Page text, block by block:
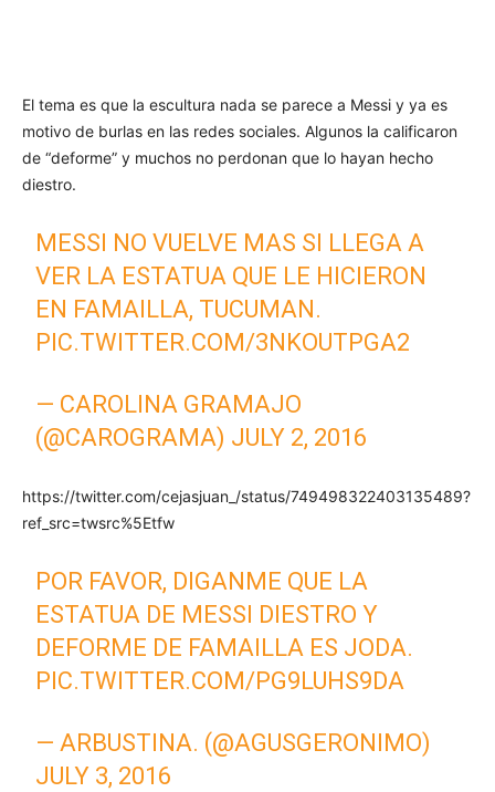
El tema es que la escultura nada se parece a Messi y ya es
motivo de burlas en las redes sociales. Algunos la calificaron
de “deforme” y muchos no perdonan que lo hayan hecho
diestro.
MESSI NO VUELVE MAS SI LLEGA A
VER LA ESTATUA QUE LE HICIERON
EN FAMAILLA, TUCUMAN.
PIC.TWITTER.COM/3NKOUTPGA2
— CAROLINA GRAMAJO
(@CAROGRAMA) JULY 2, 2016
https://twitter.com/cejasjuan_/status/749498322403135489?
ref_src=twsrc%5Etfw
POR FAVOR, DIGANME QUE LA
ESTATUA DE MESSI DIESTRO Y
DEFORME DE FAMAILLA ES JODA.
PIC.TWITTER.COM/PG9LUHS9DA
— ARBUSTINA. (@AGUSGERONIMO)
JULY 3, 2016